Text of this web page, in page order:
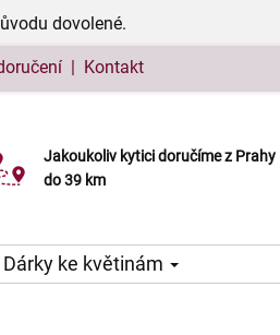
dovolené.
| Kontakt
Jakoukoliv kytici doručíme z Prahy
do 39 km
Možnost vyzvednout v naší květince
Dárky ke květinám